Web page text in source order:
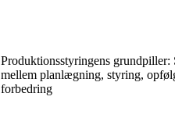
Produktionsstyringens grundpiller:
mellem planlægning, styring,
forbedring